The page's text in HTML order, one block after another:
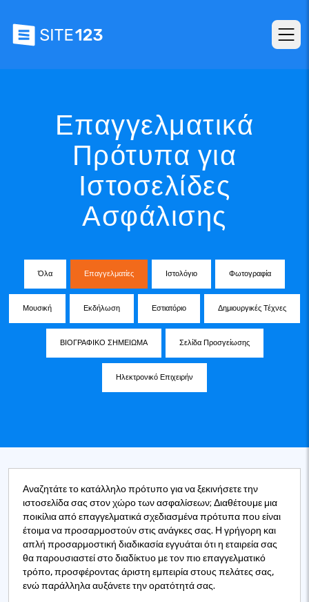
Επαγγελματικά
Πρότυπα για
Ιστοσελίδες
Ασφάλισης
Όλα Επαγγελματίες Ιστολόγιο Φωτογραφία
Μουσική Εκδήλωση Εστιατόριο Δημιουργικές Τέχνες
ΒΙΟΓΡΑΦΙΚΟ ΣΗΜΕΙΩΜΑ Σελίδα Προσγείωσης
Ηλεκτρονικό Επιχειρήν
Αναζητάτε το κατάλληλο πρότυπο για να ξεκινήσετε την
ιστοσελίδα σας στον χώρο των ασφαλίσεων; Διαθέτουμε μια
ποικίλια από επαγγελματικά σχεδιασμένα πρότυπα που είναι
έτοιμα να προσαρμοστούν στις ανάγκες σας. Η γρήγορη και
απλή προσαρμοστική διαδικασία εγγυάται ότι η εταιρεία σας
θα παρουσιαστεί στο διαδίκτυο με τον πιο επαγγελματικό
τρόπο, προσφέροντας άριστη εμπειρία στους πελάτες σας,
ενώ παράλληλα αυξάνετε την ορατότητά σας.